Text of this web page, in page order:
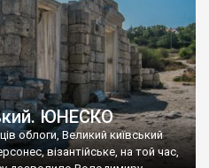
ЮНЕСКО
облоги, Великий київський
візантійське, на той час,